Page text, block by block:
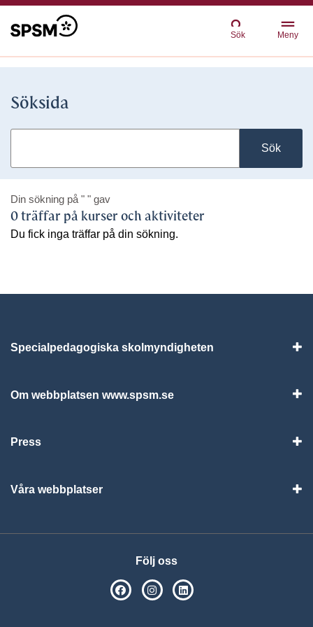
Sök Meny
Söksida
Sök
Din sökning på " " gav
0 träffar på kurser och aktiviteter
Du fick inga träffar på din sökning.
Specialpedagogiska skolmyndigheten
Om webbplatsen www.spsm.se
Press
Våra webbplatser
Följ oss
SPSM på Facebook
SPSM på Instagram